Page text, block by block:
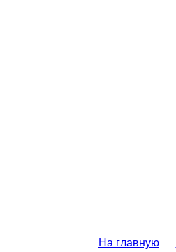
На главную